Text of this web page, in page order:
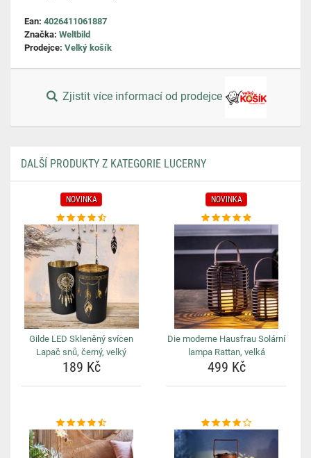
Ean: 4026411061887
Značka: Weltbild
Prodejce: Velký košík
Zjistit více informací od prodejce
DALŠÍ PRODUKTY Z KATEGORIE LUCERNY
NOVINKA
Gilde LED Skleněný svícen
Lapač snů, černý, velký
189 Kč
NOVINKA
Die moderne Hausfrau Solární
lampa Rattan, velká
499 Kč